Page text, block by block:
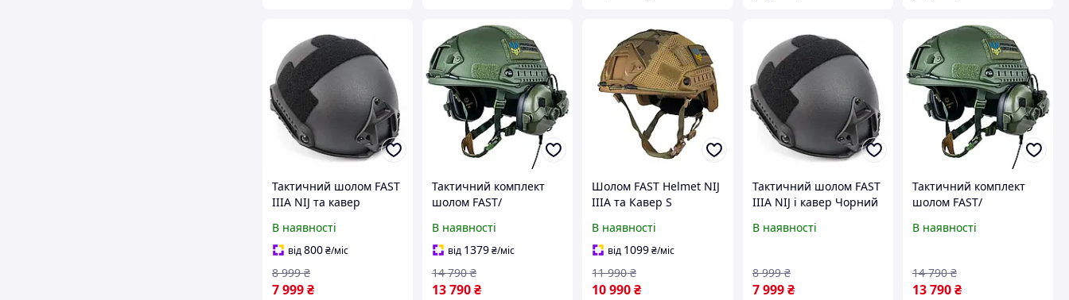
Тактичний шолом FAST
IIIA NIJ та кавер
В наявності
від800₴/міс
7 999₴
8 999 ₴
Тактичний комплект
шолом FAST/
М31/кріплення
Чебурашка S
Оливковий
В наявності
від 1379₴/міс
13 790₴
14 790 ₴
Шолом FAST Helmet NIJ
IIIA та Кавер S
В наявності
від 1099₴/міс
10 990₴
11 990 ₴
Тактичний шолом FAST
IIIA NIJ і кавер Чорний
В наявності
7 999 ₴
8 999 ₴
Тактичний комплект
шолом FAST/
M31/кріплення
Оливковий
В наявності
13 790₴
14 790 ₴